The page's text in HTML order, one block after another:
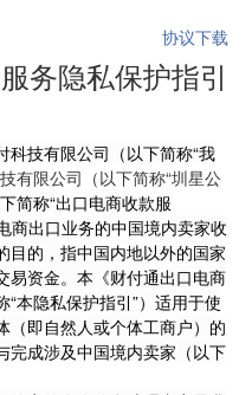
协议下载
务隐私保护指引
科技有限公司（以下简称“我
有限公司（以下简称“圳星公
简称“出口电商收款服
商出口业务的中国境内卖家收
目的，指中国内地以外的国家
易资金。本《财付通出口电商
本隐私保护指引”）适用于使
（即自然人或个体工商户）的
完成涉及中国境内卖家（以下